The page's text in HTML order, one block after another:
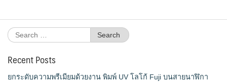
Search
for:
Recent Posts
ยกระดับความพรีเมียมด้วยงาน พิมพ์ UV โลโก้ Fuji บนสายนาฬิกา